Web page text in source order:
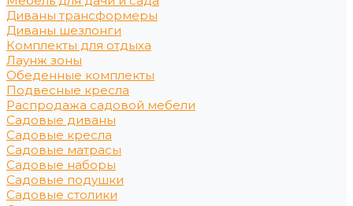
Диваны трансформеры
Диваны шезлонги
Комплекты для отдыха
Лаунж зоны
Обеденные комплекты
Подвесные кресла
Распродажа садовой мебели
Садовые диваны
Садовые кресла
Садовые матрасы
Садовые наборы
Садовые подушки
Садовые столики